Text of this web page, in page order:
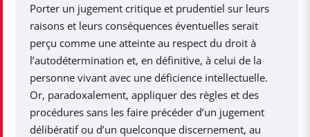
Porter un jugement critique et prudentiel sur leurs
raisons et leurs conséquences éventuelles serait
perçu comme une atteinte au respect du droit à
l’autodétermination et, en définitive, à celui de la
personne vivant avec une déficience intellectuelle.
Or, paradoxalement, appliquer des règles et des
procédures sans les faire précéder d’un jugement
délibératif ou d’un quelconque discernement, au